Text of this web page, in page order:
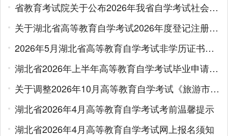
省教育考试院关于公布2026年我省自学考试社会助学专业登记结果的通告
关于湖北省高等教育自学考试2026年度登记注册备案主考学校和助学机构的公告
2026年5月湖北省高等教育自学考试非学历证书课程免考办理须知
湖北省2026年上半年高等教育自学考试毕业申请须知
关于调整2026年10月高等教育自学考试《旅游市场营销》课程考试用书的通告
湖北省2026年4月高等教育自学考试考前温馨提示
湖北省2026年4月高等教育自学考试网上报名须知